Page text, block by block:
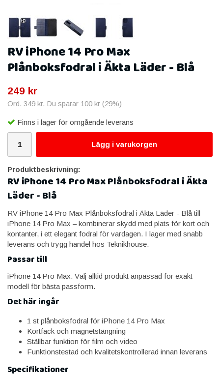
RV iPhone 14 Pro Max
Plånboksfodral i Äkta Läder - Blå
249 kr
Ord. 349 kr. Du sparar 100 kr (29%)
Finns i lager för omgående leverans
Lägg i varukorgen
Produktbeskrivning:
RV iPhone 14 Pro Max Plånboksfodral i Äkta
Läder - Blå
RV iPhone 14 Pro Max Plånboksfodral i Äkta Läder - Blå till
iPhone 14 Pro Max – kombinerar skydd med plats för kort och
kontanter, i ett elegant fodral för vardagen. I lager med snabb
leverans och trygg handel hos Teknikhouse.
Passar till
iPhone 14 Pro Max. Välj alltid produkt anpassad för exakt
modell för bästa passform.
Det här ingår
1 st plånboksfodral för iPhone 14 Pro Max
Kortfack och magnetstängning
Ställbar funktion för film och video
Funktionstestad och kvalitetskontrollerad innan leverans
Specifikationer